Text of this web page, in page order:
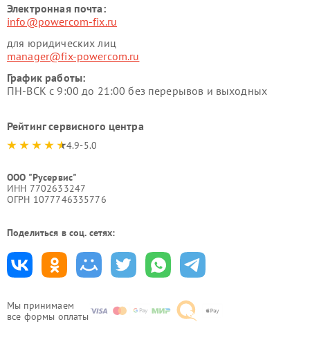
Мы принимаем
все формы оплаты
Электронная почта:
info@powercom-fix.ru
для юридических лиц
manager@fix-powercom.ru
График работы:
ПН-ВСК с 9:00 до 21:00 без перерывов и выходных
Рейтинг сервисного центра
4.9-5.0
ООО "Русервис"
ИНН 7702633247
ОГРН 1077746335776
Поделиться в соц. сетях: